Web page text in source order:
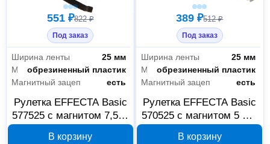
551 ₽822 ₽
Под заказ
Ширина ленты
25 мм
обрезиненный пластик
Магнитный зацеп
есть
Рулетка EFFECTA Basic
577525 с магнитом 7,5 м
В корзину
389 ₽512 ₽
Под заказ
Ширина ленты
25 мм
обрезиненный пластик
Магнитный зацеп
есть
Рулетка EFFECTA Basic
570525 с магнитом 5 м х
В корзину